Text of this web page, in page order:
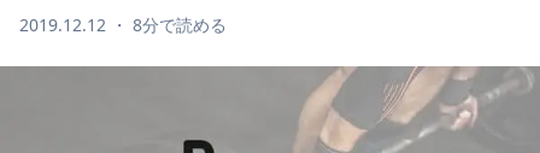
2019.12.12 ・ 8分で読める